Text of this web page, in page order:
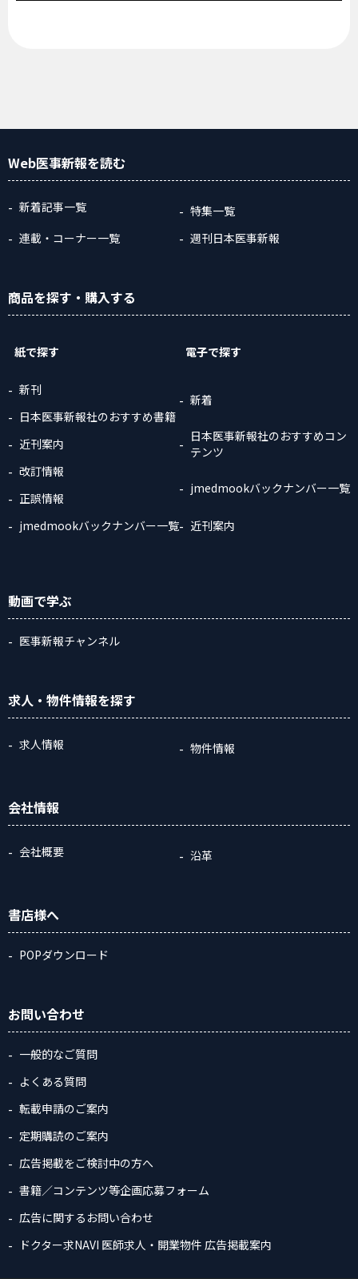
Web医事新報を読む
新着記事一覧
特集一覧
連載・コーナー一覧
週刊日本医事新報
商品を探す ・購入する
紙で探す
新刊
日本医事新報社のおすすめ書籍
近刊案内
改訂情報
正誤情報
jmedmookバックナンバー一覧
電子で探す
新着
日本医事新報社のおすすめコン
テンツ
jmedmookバックナンバー一覧
近刊案内
動画で学ぶ
医事新報チャンネル
求人・物件情報を探す
求人情報 物件情報
会社情報
会社概要 沿革
書店様へ
POPダウンロード
お問い合わせ
一般的なご質問
よくある質問
転載申請のご案内
定期購読のご案内
広告掲載をご検討中の方へ
書籍／コンテンツ等企画応募フォーム
広告に関するお問い合わせ
ドクター求NAVI 医師求人・開業物件 広告掲載案内